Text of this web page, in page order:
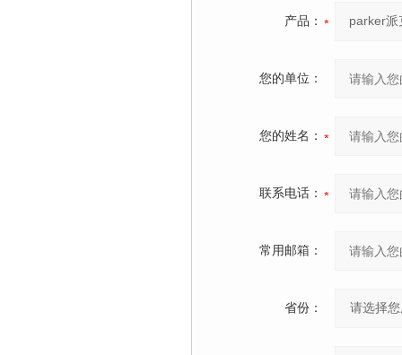
产品：
您的单位：
您的姓名：
联系电话：
常用邮箱：
省份：